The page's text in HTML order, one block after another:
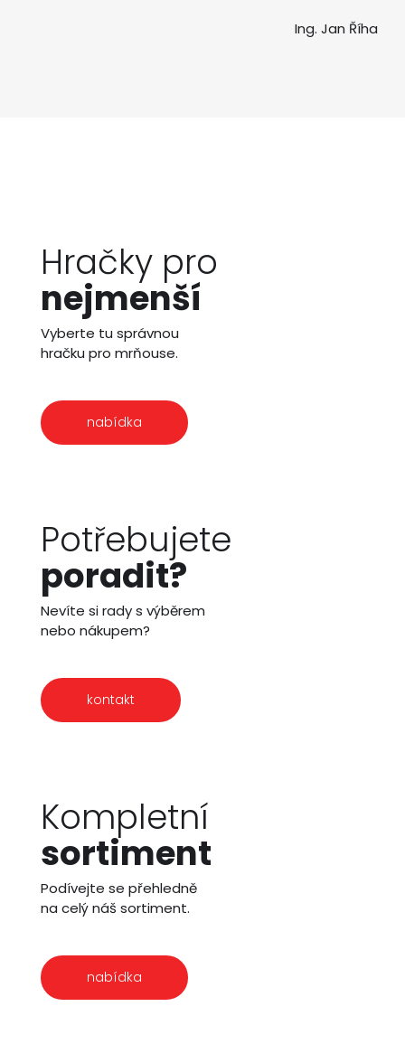
Ing. Jan Říha
Hračky pro
nejmenší
Vyberte tu správnou
hračku pro mrňouse.
nabídka
Potřebujete
poradit?
Nevíte si rady s výběrem
nebo nákupem?
kontakt
Kompletní
sortiment
Podívejte se přehledně
na celý náš sortiment.
nabídka